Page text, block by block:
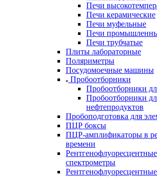
Печи
Печи керамические
Печи муфельные
Печи
Печи трубчатые
Плиты лабораторные
Поляриметры
Посудомоечные машины
Пробоотборники
Пробоотборники
Пробоотборники
нефтепродуктов
Пробоподготовка для
ПЦР боксы
ПЦР-амплификаторы в
времени
спектрометры